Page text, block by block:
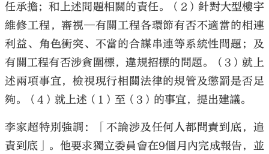
任承擔；和上述問題相關的責任。（2）針對大型樓宇
維修工程，審視─有關工程各環節有否不適當的相連
利益、角色衝突、不當的合謀串連等系統性問題；及
有關工程有否涉貪圍標，違規招標的問題。（3）就上
述兩項事宜，檢視現行相關法律的規管及懲罰是否足
夠。（4）就上述（1）至（3）的事宜，提出建議。
李家超特別強調：「不論涉及任何人都問責到底，追
責到底」。他要求獨立委員會在9個月內完成報告，並